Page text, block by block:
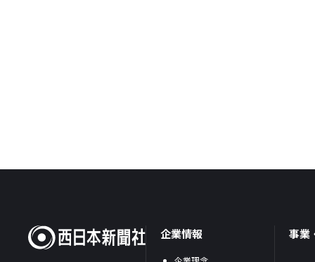
企業情報 事業